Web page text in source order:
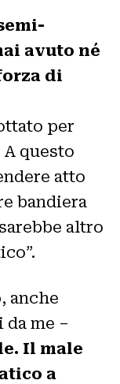
avuto né
di
per
A questo
atto
bandiera
altro
, anche
me –
Il male
a